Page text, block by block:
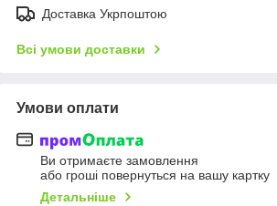
Доставка Укрпоштою
Всі умови доставки
Умови оплати
Ви отримаєте замовлення
або гроші повернуться на вашу картку
Детальніше